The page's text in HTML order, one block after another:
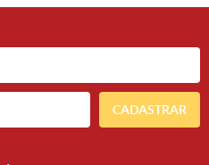
CADASTRAR